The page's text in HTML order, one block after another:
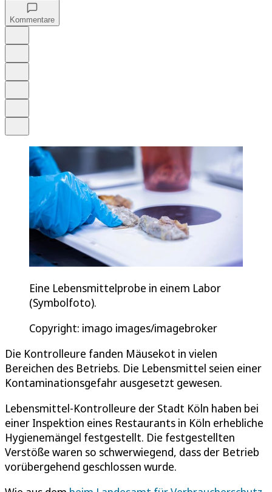
Kommentare
Eine Lebensmittelprobe in einem Labor
(Symbolfoto).
Copyright: imago images/imagebroker
Die Kontrolleure fanden Mäusekot in vielen
Bereichen des Betriebs. Die Lebensmittel seien einer
Kontaminationsgefahr ausgesetzt gewesen.
Lebensmittel-Kontrolleure der Stadt Köln haben bei
einer Inspektion eines Restaurants in Köln erhebliche
Hygienemängel festgestellt. Die festgestellten
Verstöße waren so schwerwiegend, dass der Betrieb
vorübergehend geschlossen wurde.